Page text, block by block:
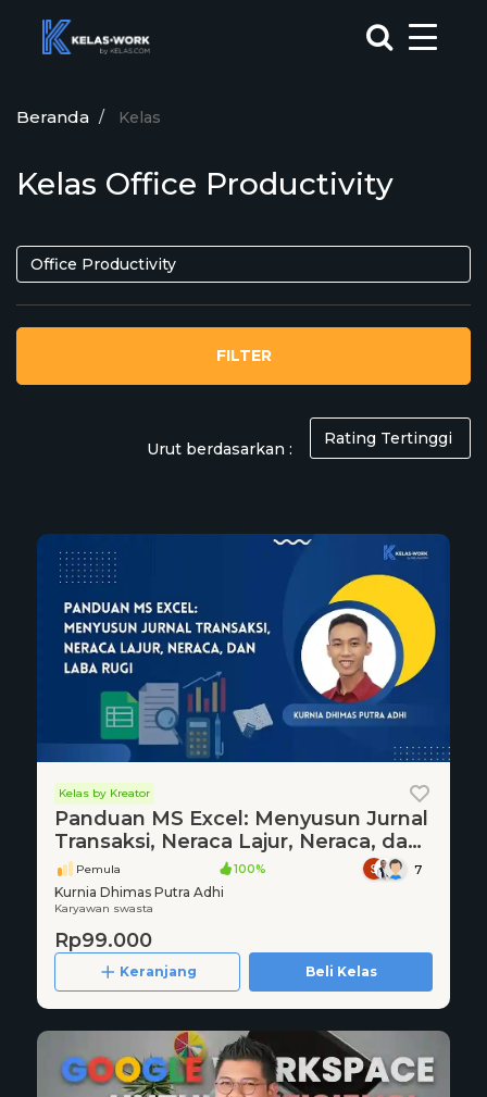
Beranda Kelas
Kelas Office Productivity
FILTER
Urut berdasarkan :
Kelas by Kreator
Panduan MS Excel: Menyusun Jurnal
Transaksi, Neraca Lajur, Neraca, dan
Laba Rugi
Pemula 100% 7
Kurnia Dhimas Putra Adhi
Karyawan swasta
Rp99.000
Keranjang Beli Kelas